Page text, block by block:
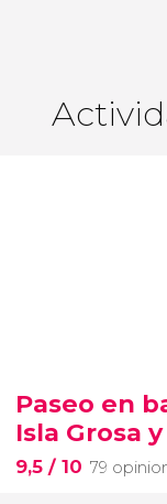
Paseo en
Isla Grosa
9,5 / 10 79